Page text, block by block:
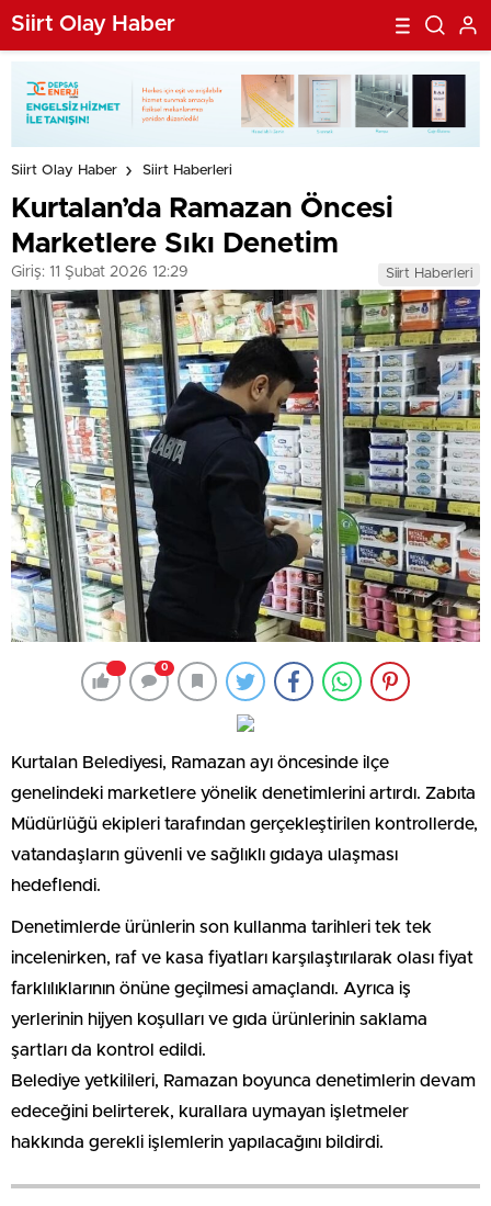
Siirt Olay Haber
Siirt Olay Haber Siirt Haberleri
Kurtalan’da Ramazan Öncesi
Marketlere Sıkı Denetim
Giriş: 11 Şubat 2026 12:29 Siirt Haberleri
0
Kurtalan Belediyesi, Ramazan ayı öncesinde ilçe
genelindeki marketlere yönelik denetimlerini artırdı. Zabıta
Müdürlüğü ekipleri tarafından gerçekleştirilen kontrollerde,
vatandaşların güvenli ve sağlıklı gıdaya ulaşması
hedeflendi.
Denetimlerde ürünlerin son kullanma tarihleri tek tek
incelenirken, raf ve kasa fiyatları karşılaştırılarak olası fiyat
farklılıklarının önüne geçilmesi amaçlandı. Ayrıca iş
yerlerinin hijyen koşulları ve gıda ürünlerinin saklama
şartları da kontrol edildi.
Belediye yetkilileri, Ramazan boyunca denetimlerin devam
edeceğini belirterek, kurallara uymayan işletmeler
hakkında gerekli işlemlerin yapılacağını bildirdi.